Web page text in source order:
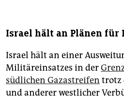
Israel hält an Plänen für
Israel hält an einer
Militäreinsatzes in der
südlichen Gazastreifen trotz
und anderer westlicher